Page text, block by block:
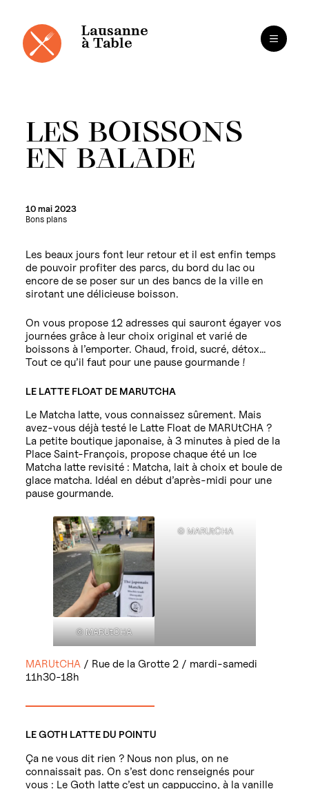
contenu
Lausanne
à Table
LES BOISSONS
EN BALADE
10 mai 2023
Bons plans
Les beaux jours font leur retour et il est enfin temps
de pouvoir profiter des parcs, du bord du lac ou
encore de se poser sur un des bancs de la ville en
sirotant une délicieuse boisson.
On vous propose 12 adresses qui sauront égayer vos
journées grâce à leur choix original et varié de
boissons à l’emporter. Chaud, froid, sucré, détox…
Tout ce qu’il faut pour une pause gourmande !
LE LATTE FLOAT DE MARUTCHA
Le Matcha latte, vous connaissez sûrement. Mais
avez-vous déjà testé le Latte Float de MARUtCHA ?
La petite boutique japonaise, à 3 minutes à pied de la
Place Saint-François, propose chaque été un Ice
Matcha latte revisité : Matcha, lait à choix et boule de
glace matcha. Idéal en début d’après-midi pour une
pause gourmande.
© MARUtCHA
© MARUtCHA
MARUtCHA / Rue de la Grotte 2 / mardi-samedi
11h30-18h
LE GOTH LATTE DU POINTU
Ça ne vous dit rien ? Nous non plus, on ne
connaissait pas. On s’est donc renseignés pour
vous : Le Goth latte c’est un cappuccino, à la vanille